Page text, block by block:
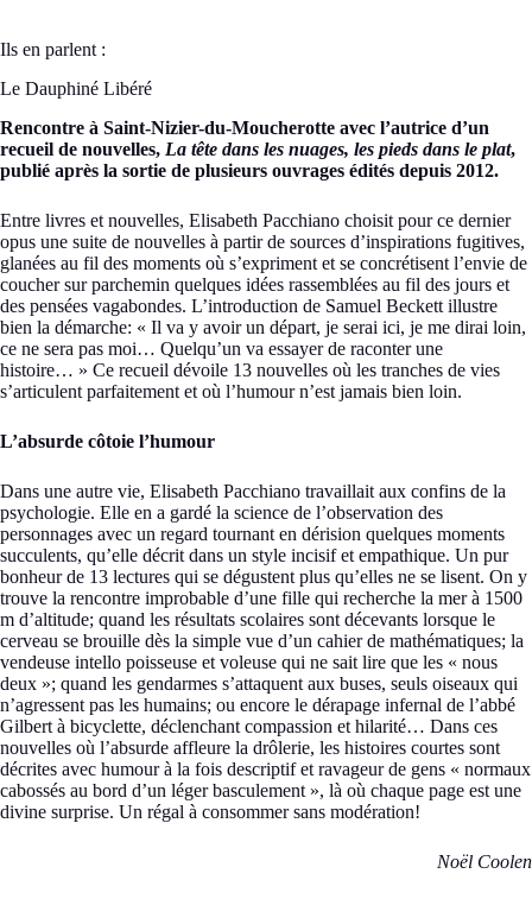
Ils en parlent :
Le Dauphiné Libéré
Rencontre à Saint-Nizier-du-Moucherotte avec l’autrice d’un
recueil de nouvelles, La tête dans les nuages, les pieds dans le plat,
publié après la sortie de plusieurs ouvrages édités depuis 2012.
Entre livres et nouvelles, Elisabeth Pacchiano choisit pour ce dernier
opus une suite de nouvelles à partir de sources d’inspirations fugitives,
glanées au fil des moments où s’expriment et se concrétisent l’envie de
coucher sur parchemin quelques idées rassemblées au fil des jours et
des pensées vagabondes. L’introduction de Samuel Beckett illustre
bien la démarche: « Il va y avoir un départ, je serai ici, je me dirai loin,
ce ne sera pas moi… Quelqu’un va essayer de raconter une
histoire… » Ce recueil dévoile 13 nouvelles où les tranches de vies
s’articulent parfaitement et où l’humour n’est jamais bien loin.
L’absurde côtoie l’humour
Dans une autre vie, Elisabeth Pacchiano travaillait aux confins de la
psychologie. Elle en a gardé la science de l’observation des
personnages avec un regard tournant en dérision quelques moments
succulents, qu’elle décrit dans un style incisif et empathique. Un pur
bonheur de 13 lectures qui se dégustent plus qu’elles ne se lisent. On y
trouve la rencontre improbable d’une fille qui recherche la mer à 1500
m d’altitude; quand les résultats scolaires sont décevants lorsque le
cerveau se brouille dès la simple vue d’un cahier de mathématiques; la
vendeuse intello poisseuse et voleuse qui ne sait lire que les « nous
deux »; quand les gendarmes s’attaquent aux buses, seuls oiseaux qui
n’agressent pas les humains; ou encore le dérapage infernal de l’abbé
Gilbert à bicyclette, déclenchant compassion et hilarité… Dans ces
nouvelles où l’absurde affleure la drôlerie, les histoires courtes sont
décrites avec humour à la fois descriptif et ravageur de gens « normaux
cabossés au bord d’un léger basculement », là où chaque page est une
divine surprise. Un régal à consommer sans modération!
Noël Coolen